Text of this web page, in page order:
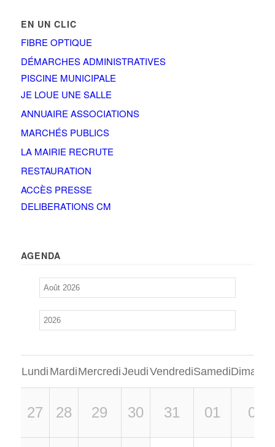
EN UN CLIC
FIBRE OPTIQUE
DÉMARCHES ADMINISTRATIVES
PISCINE MUNICIPALE
JE LOUE UNE SALLE
ANNUAIRE ASSOCIATIONS
MARCHÉS PUBLICS
LA MAIRIE RECRUTE
RESTAURATION
ACCÈS PRESSE
DELIBERATIONS CM
AGENDA
Lundi MardiMercrediJeudiVendrediSamedi
27 28 29 30 31 01 02